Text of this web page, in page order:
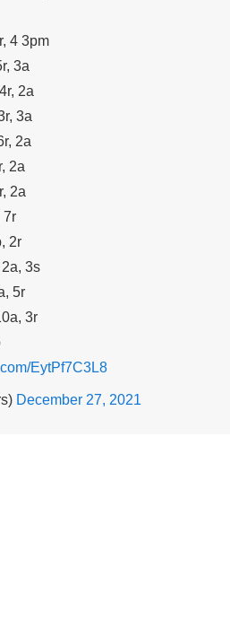
4 3pm
3a
2a
3a
2a
2a
2a
7r
2r
3s
5r
3r
EytPf7C3L8
December 27, 2021